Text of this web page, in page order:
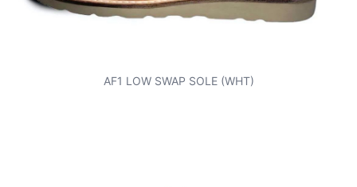
AF1 LOW SWAP SOLE (WHT)